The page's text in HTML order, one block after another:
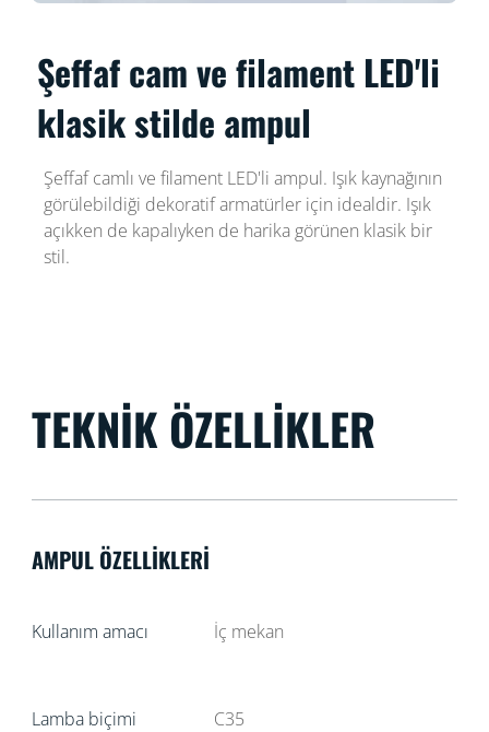
Şeffaf cam ve filament LED'li
klasik stilde ampul
Şeffaf camlı ve filament LED'li ampul. Işık kaynağının
görülebildiği dekoratif armatürler için idealdir. Işık
açıkken de kapalıyken de harika görünen klasik bir
stil.
TEKNIK ÖZELLIKLER
AMPUL ÖZELLIKLERI
Kullanım amacı İç mekan
Lamba biçimi C35